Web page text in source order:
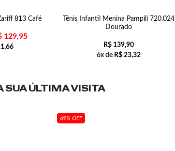
813 Café
129,95
Tênis Infantil Menina Pampili 720.024
Dourado
R$ 139,90
6x de R$ 23,32
SUAÚLTIMA VISITA
69% OFF